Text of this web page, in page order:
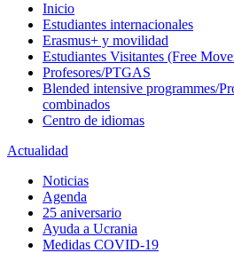
Inicio
Estudiantes internacionales
Erasmus+ y movilidad
Estudiantes Visitantes (Free
Profesores/PTGAS
Blended intensive programmes/
combinados
Centro de idiomas
Actualidad
Noticias
Agenda
25 aniversario
Ayuda a Ucrania
Medidas COVID-19